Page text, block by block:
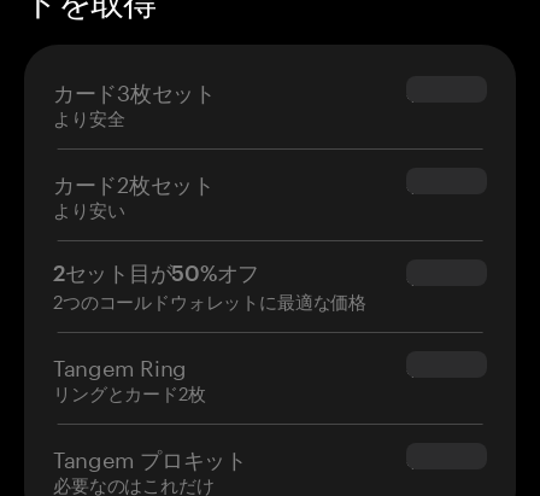
カード3枚セット
より安全
$69.90
カード2枚セット
より安い
$54.90
2セット目が50%オフ
2つのコールドウォレットに最適な価格
$34.95
Tangem Ring
リングとカード2枚
$160.00
Tangem プロキット
必要なのはこれだけ
$180.00